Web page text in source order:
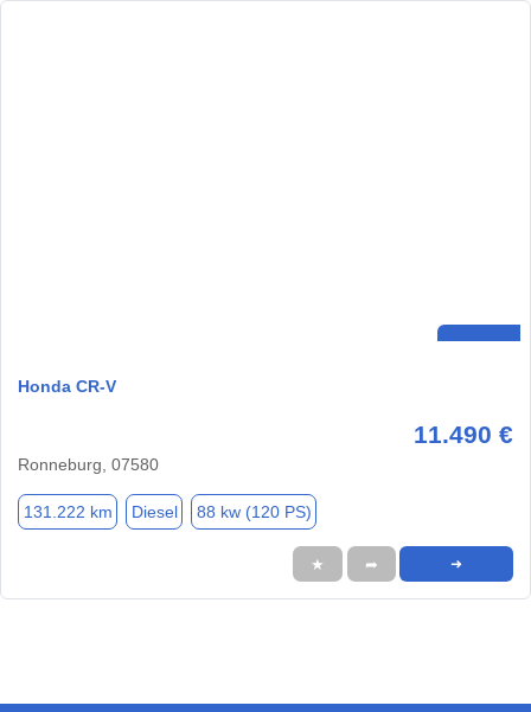
Honda CR-V
11.490 €
Ronneburg, 07580
131.222 km Diesel 88 kw (120 PS)
★ ➦ ➜